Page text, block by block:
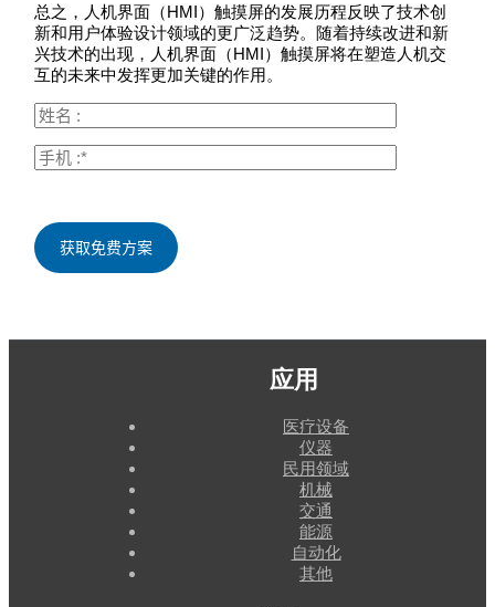
总之，人机界面（HMI）触摸屏的发展历程反映了技术创
新和用户体验设计领域的更广泛趋势。随着持续改进和新
兴技术的出现，人机界面（HMI）触摸屏将在塑造人机交
互的未来中发挥更加关键的作用。
应用
医疗设备
仪器
民用领域
机械
交通
能源
自动化
其他